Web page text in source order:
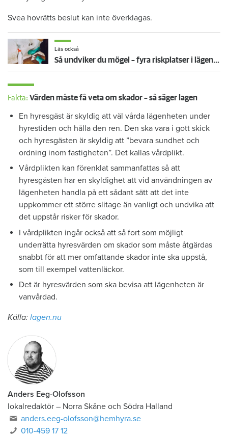
Svea hovrätts beslut kan inte överklagas.
Läs också
Så undviker du mögel – fyra riskplatser i lägenheten: ”Måste städa bort”
Fakta: Värden måste få veta om skador – så säger lagen
En hyresgäst är skyldig att väl vårda lägenheten under
hyrestiden och hålla den ren. Den ska vara i gott skick
och hyresgästen är skyldig att ”bevara sundhet och
ordning inom fastigheten”. Det kallas vårdplikt.
Vårdplikten kan förenklat sammanfattas så att
hyresgästen har en skyldighet att vid användningen av
lägenheten handla på ett sådant sätt att det inte
uppkommer ett större slitage än vanligt och undvika att
det uppstår risker för skador.
I vårdplikten ingår också att så fort som möjligt
underrätta hyresvärden om skador som måste åtgärdas
snabbt för att mer omfattande skador inte ska uppstå,
som till exempel vattenläckor.
Det är hyresvärden som ska bevisa att lägenheten är
vanvårdad.
Källa: lagen.nu
Anders Eeg-Olofsson
lokalredaktör – Norra Skåne och Södra Halland
anders.eeg-olofsson@hemhyra.se
010-459 17 12